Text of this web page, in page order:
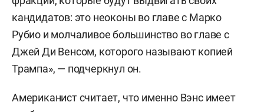
кандидатов: это неоконы во главе с Марко
Рубио и молчаливое большинство во главе с
Джей Ди Венсом, которого называют копией
Трампа», — подчеркнул он.
Американист считает, что именно Вэнс имеет